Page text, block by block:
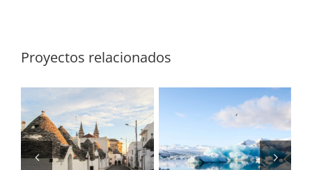
Proyectos relacionados